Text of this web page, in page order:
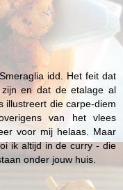
idd. Het feit dat
en dat de etalage al
illustreert die carpe-diem
van het vlees
voor mij helaas. Maar
ik altijd in de curry - die
onder jouw huis.